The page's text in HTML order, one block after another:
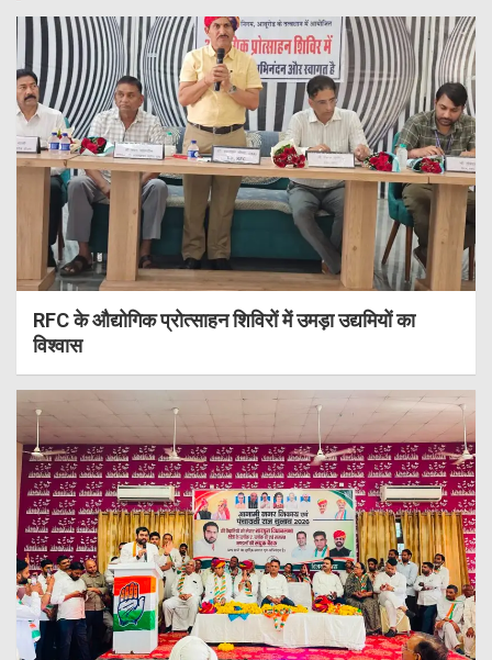
RFC के औद्योगिक प्रोत्साहन शिविरों में उमड़ा उद्यमियों का
विश्वास